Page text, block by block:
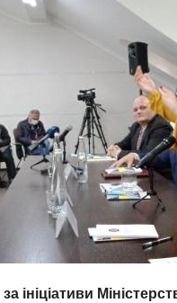
ініціативи